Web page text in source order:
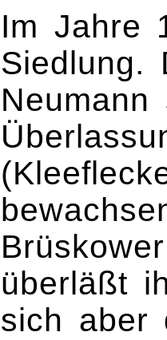
Im Jahre
Siedlung.
überläßt
sich aber